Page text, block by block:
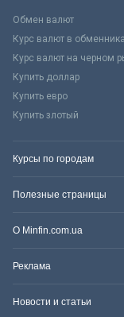
Обмен валют
Курс валют в
Курс валют на черном
Купить доллар
Купить евро
Купить злотый
Курсы по городам
Полезные страницы
О Minfin.com.ua
Реклама
Новости и статьи